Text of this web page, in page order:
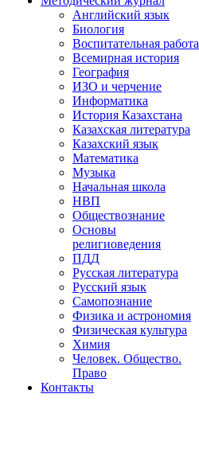
Английский язык
Биология
Воспитательная работа
Всемирная история
География
ИЗО и черчение
Информатика
История Казахстана
Казахская литература
Казахский язык
Математика
Музыка
Начальная школа
НВП
Обществознание
Основы
религиоведения
ПДД
Русская литература
Русский язык
Самопознание
Физика и астрономия
Физическая культура
Химия
Человек. Общество.
Право
Контакты